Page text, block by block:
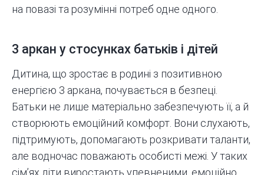
на повазі та розумінні потреб одне одного.
3 аркан у стосунках батьків і дітей
Дитина, що зростає в родині з позитивною
енергією 3 аркана, почувається в безпеці.
Батьки не лише матеріально забезпечують її, а й
створюють емоційний комфорт. Вони слухають,
підтримують, допомагають розкривати таланти,
але водночас поважають особисті межі. У таких
сім’ях діти виростають упевненими, емоційно